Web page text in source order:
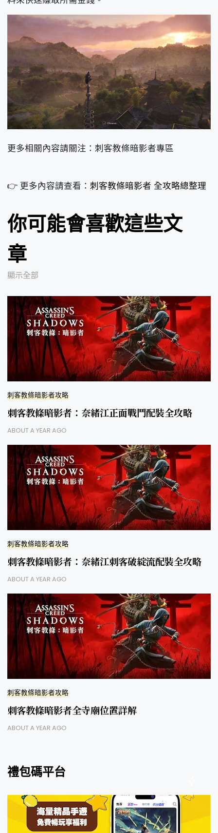
更多相關內容請關注：刺客教條暗影者專區
👉 更多內容請查看： 刺客教條暗影者 全攻略總整理
你可能會喜歡這些文
章
顯示全部
刺客教條暗影者攻略
刺客教條暗影者：奈緒江正面戰鬥配裝全攻略
ABOUT A YEAR AGO
刺客教條暗影者攻略
刺客教條暗影者：奈緒江刺客破綻流配裝全攻略
ABOUT A YEAR AGO
刺客教條暗影者攻略
刺客教條暗影者全寺廟位置詳解
ABOUT A YEAR AGO
禮包碼平台